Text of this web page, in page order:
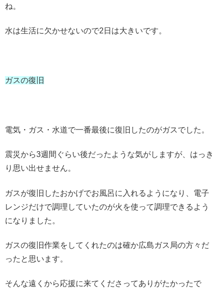
ね。
水は生活に欠かせないので2日は大きいです。
ガスの復旧
電気・ガス・水道で一番最後に復旧したのがガスでした。
震災から3週間ぐらい後だったような気がしますが、はっき
り思い出せません。
ガスが復旧したおかげでお風呂に入れるようになり、電子
レンジだけで調理していたのが火を使って調理できるよう
になりました。
ガスの復旧作業をしてくれたのは確か広島ガス局の方々だ
ったと思います。
そんな遠くから応援に来てくださってありがたかったで